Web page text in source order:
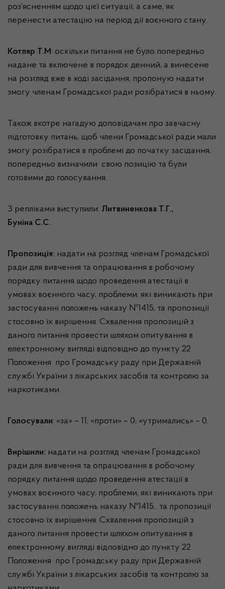
роз’ясненням щодо цієї ситуації, а саме, як
перенести атестацію на період дії воєнного стану.
Котляр Т.М: оскільки питання не було попередньо
надане та включене в порядок денний, а винесене
на розгляд вже в ході засідання, пропоную надати
змогу членам Громадської ради розібратися в ньому.
Також вкотре нагадую доповідачам про завчасну
підготовку питань, щоб члени Громадської ради мали
змогу розібратися в проблемі до початку засідання,
попередньо визначили свою позицію та були
готовими до голосування.
З репліками виступили: Литвиненкова Т.Г.,
Буніна С.С.
Пропозиція: надати на розгляд членам Громадської
ради для вивчення та опрацювання в робочому
порядку питання щодо проведення атестації в
умовах воєнного часу, проблеми, які виникають при
застосуванні положень наказу №1415, та пропозиції
стосовно їх вирішення. Схвалення пропозицій з
даного питання провести шляхом опитування в
електронному вигляді відповідно до пункту 22
Положення про Громадську раду при Державній
службі України з лікарських засобів та контролю за
наркотиками.
Голосували: «за» – 11, «проти» – 0, «утримались» – 0.
Вирішили: надати на розгляд членам Громадської
ради для вивчення та опрацювання в робочому
порядку питання щодо проведення атестації в
умовах воєнного часу, проблеми, які виникають при
застосуванні положень наказу №1415, та пропозиції
стосовно їх вирішення. Схвалення пропозицій з
даного питання провести шляхом опитування в
електронному вигляді відповідно до пункту 22
Положення про Громадську раду при Державній
службі України з лікарських засобів та контролю за